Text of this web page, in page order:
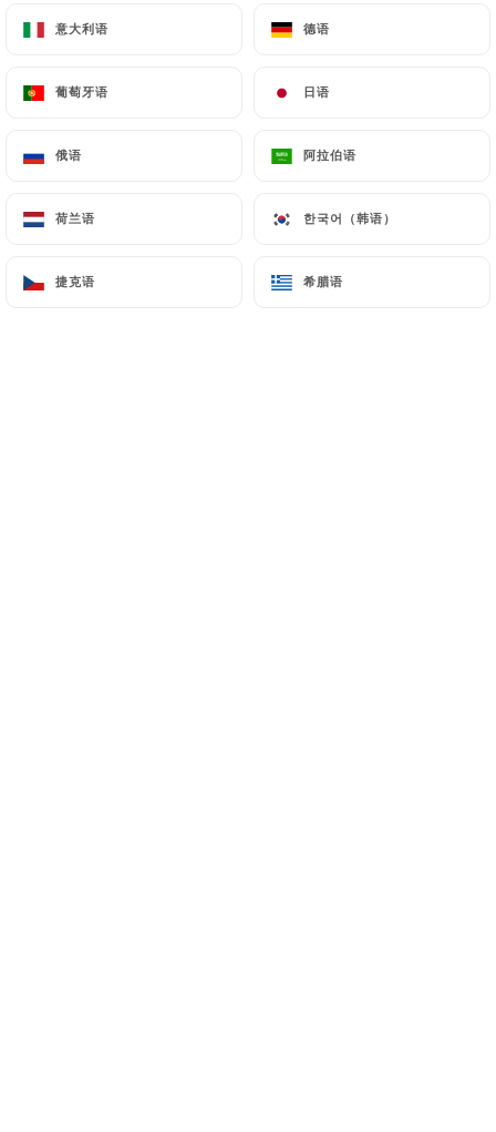
意大利语 德语
葡萄牙语 日语
俄语 阿拉伯语
荷兰语 한국어（韩语）
捷克语 希腊语
意大利语 德语
葡萄牙语 日语
俄语 阿拉伯语
荷兰语 한국어（韩语）
捷克语 希腊语